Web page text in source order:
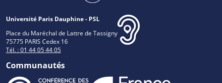
Université Paris Dauphine - PSL
Place du Maréchal de Lattre de Tassigny
75775 PARIS Cedex 16
Tél. : 01 44 05 44 05
Communautés